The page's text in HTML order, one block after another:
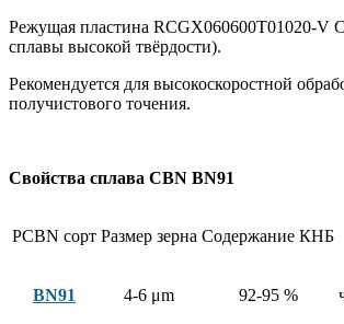
Режущая пластина RCGX060600T01020-V
сплавы высокой твёрдости).
Рекомендуется для высокоскоростной
получистового точения.
Свойства сплава CBN BN91
PCBN сорт Размер зерна Содержание КНБ
BN91 4-6 μm 92-95 %